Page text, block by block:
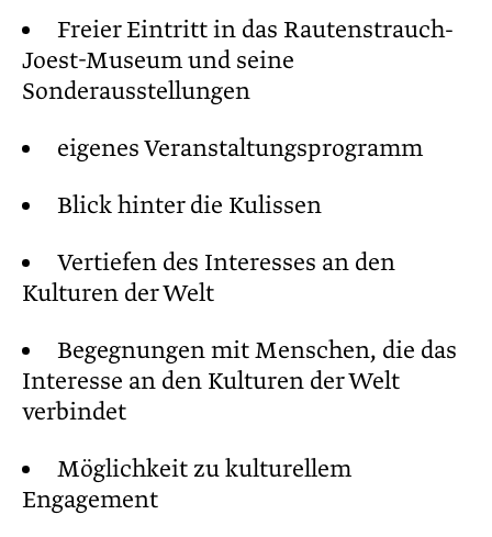
Freier Eintritt in das Rautenstrauch-
Joest-Museum und seine
Sonderausstellungen
eigenes Veranstaltungsprogramm
Blick hinter die Kulissen
Vertiefen des Interesses an den
Kulturen der Welt
Begegnungen mit Menschen, die das
Interesse an den Kulturen der Welt
verbindet
Möglichkeit zu kulturellem
Engagement